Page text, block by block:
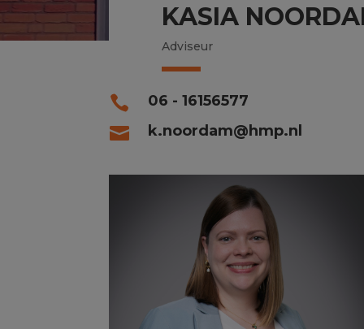
KASIA
Adviseur
 06 - 16156577
 k.noordam@hmp.nl